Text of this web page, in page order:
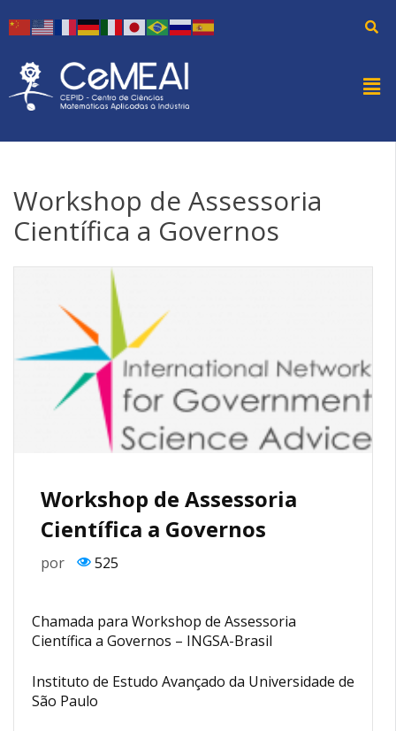
Workshop de Assessoria
Científica a Governos
Workshop de Assessoria
Científica a Governos
por 525
Chamada para Workshop de Assessoria
Científica a Governos – INGSA-Brasil
Instituto de Estudo Avançado da Universidade de
São Paulo